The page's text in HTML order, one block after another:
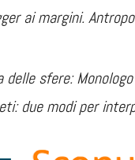
ai margini.
delle sfere:
due modi per